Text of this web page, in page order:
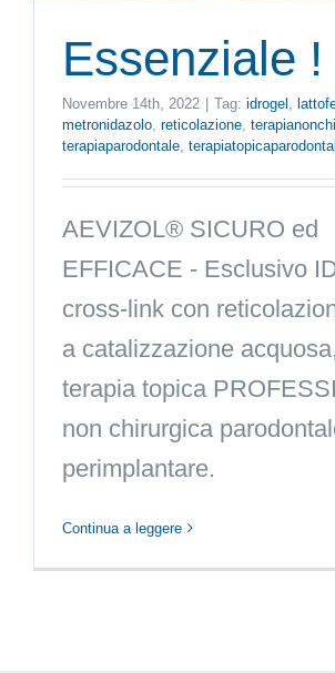
Essenziale !
Novembre 14th, 2022 | Tag: idrogel
metronidazolo reticolazione
terapiaparodontale
AEVIZOL® SICURO ed
EFFICACE - Esclusivo
cross-link con
a catalizzazione
terapia topica
non chirurgica
perimplantare.
Continua a leggere